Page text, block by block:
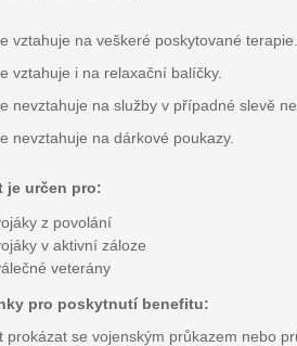
vztahuje na veškeré poskytované terapie.
vztahuje i na relaxační balíčky.
nevztahuje na služby v případné slevě
nevztahuje na dárkové poukazy.
je určen pro:
z povolání
v aktivní záloze
veterány
pro poskytnutí benefitu:
prokázat se vojenským průkazem nebo